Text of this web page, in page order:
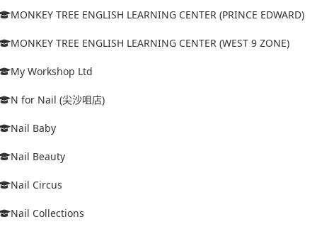
MONKEY TREE ENGLISH LEARNING CENTER (PRINCE EDWARD)
MONKEY TREE ENGLISH LEARNING CENTER (WEST 9 ZONE)
My Workshop Ltd
N for Nail (尖沙咀店)
Nail Baby
Nail Beauty
Nail Circus
Nail Collections